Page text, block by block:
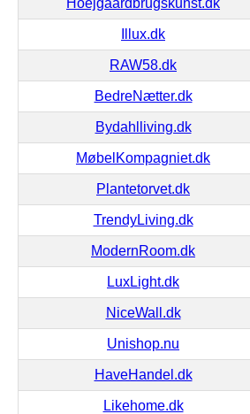
Illux.dk
RAW58.dk
BedreNætter.dk
Bydahlliving.dk
MøbelKompagniet.dk
Plantetorvet.dk
TrendyLiving.dk
ModernRoom.dk
LuxLight.dk
NiceWall.dk
Unishop.nu
HaveHandel.dk
Likehome.dk